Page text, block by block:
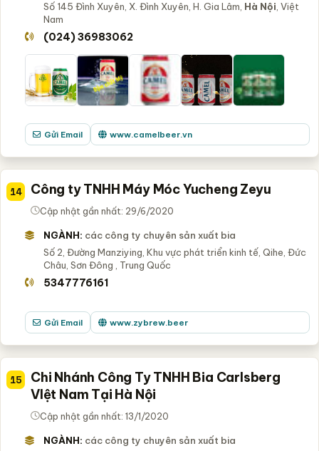
Số 145 Đình Xuyên, X. Đình Xuyên, H. Gia Lâm, Hà Nội , Việt
Nam
(024) 36983062
Gửi Email www.camelbeer.vn
14 Công ty TNHH Máy Móc Yucheng Zeyu
Cập nhật gần nhất: 29/6/2020
NGÀNH: các công ty chuyên sản xuất bia
Số 2, Đường Manziying, Khu vực phát triển kinh tế, Qihe, Đức
Châu, Sơn Đông
, Trung Quốc
5347776161
Gửi Email www.zybrew.beer
15
Chi Nhánh Công Ty TNHH Bia Carlsberg
VIệt Nam Tại Hà Nội
Cập nhật gần nhất: 13/1/2020
NGÀNH: các công ty chuyên sản xuất bia